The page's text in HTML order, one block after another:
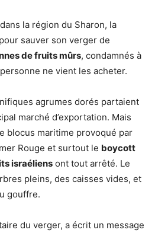
la région du Sharon, la
sauver son verger de
de fruits mûrs, condamnés à
ne vient les acheter.
agrumes dorés partaient
marché d’exportation. Mais
blocus maritime provoqué par
Rouge et surtout le boycott
israéliens ont tout arrêté. Le
pleins, des caisses vides, et
gouffre.
du verger, a écrit un message